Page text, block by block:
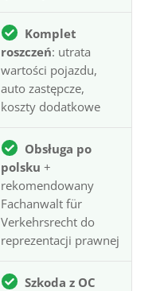
Komplet
roszczeń: utrata
wartości pojazdu,
auto zastępcze,
koszty dodatkowe
Obsługa po
polsku +
rekomendowany
Fachanwalt für
Verkehrsrecht do
reprezentacji prawnej
Szkoda z OC